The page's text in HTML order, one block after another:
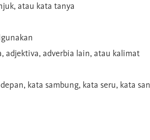
atau kata tanya
adjektiva, adverbia lain, atau kalimat
kata sambung, kata seru, kata